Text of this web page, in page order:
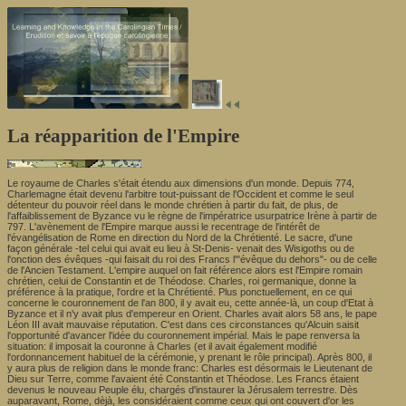
La réapparition de l'Empire
Le royaume de Charles s'était étendu aux dimensions d'un monde. Depuis 774,
Charlemagne était devenu l'arbitre tout-puissant de l'Occident et comme le seul
détenteur du pouvoir réel dans le monde chrétien à partir du fait, de plus, de
l'affaiblissement de Byzance vu le règne de l'impératrice usurpatrice Irène à partir de
797. L'avènement de l'Empire marque aussi le recentrage de l'intérêt de
l'évangélisation de Rome en direction du Nord de la Chrétienté. Le sacre, d'une
façon générale -tel celui qui avait eu lieu à St-Denis- venait des Wisigoths ou de
l'onction des évêques -qui faisait du roi des Francs l'"évêque du dehors"- ou de celle
de l'Ancien Testament. L'empire auquel on fait référence alors est l'Empire romain
chrétien, celui de Constantin et de Théodose. Charles, roi germanique, donne la
préférence à la pratique, l'ordre et la Chrétienté. Plus ponctuellement, en ce qui
concerne le couronnement de l'an 800, il y avait eu, cette année-là, un coup d'Etat à
Byzance et il n'y avait plus d'empereur en Orient. Charles avait alors 58 ans, le pape
Léon III avait mauvaise réputation. C'est dans ces circonstances qu'Alcuin saisit
l'opportunité d'avancer l'idée du couronnement impérial. Mais le pape renversa la
situation: il imposait la couronne à Charles (et il avait également modifié
l'ordonnancement habituel de la cérémonie, y prenant le rôle principal). Après 800, il
y aura plus de religion dans le monde franc: Charles est désormais le Lieutenant de
Dieu sur Terre, comme l'avaient été Constantin et Théodose. Les Francs étaient
devenus le nouveau Peuple élu, chargés d'instaurer la Jérusalem terrestre. Dès
auparavant, Rome, dèjà, les considéraient comme ceux qui ont couvert d'or les